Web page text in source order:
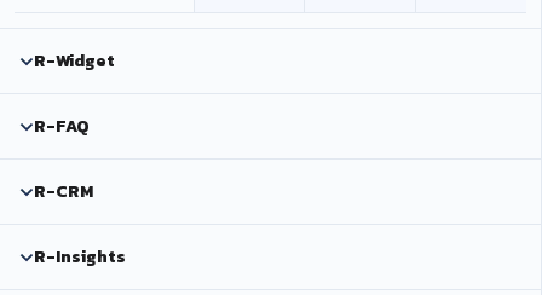
R-Widget
R-FAQ
R-CRM
R-Insights